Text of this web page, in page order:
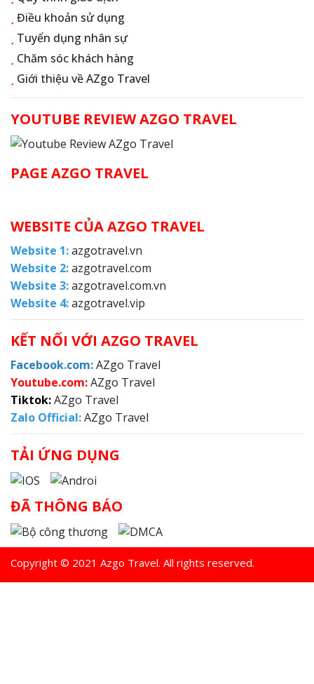
Điều khoản sử dụng
Tuyển dụng nhân sự
Chăm sóc khách hàng
Giới thiệu về AZgo Travel
YOUTUBE REVIEW AZGO TRAVEL
PAGE AZGO TRAVEL
WEBSITE CỦA AZGO TRAVEL
Website 1:azgotravel.vn
Website 2:azgotravel.com
Website 3:azgotravel.com.vn
Website 4:azgotravel.vip
KẾT NỐI VỚI AZGO TRAVEL
Facebook.com:AZgo Travel
Youtube.com:AZgo Travel
Tiktok:AZgo Travel
Zalo Official:AZgo Travel
TẢI ỨNG DỤNG
ĐÃ THÔNG BÁO
Copyright © 2021 Azgo Travel. All rights reserved.